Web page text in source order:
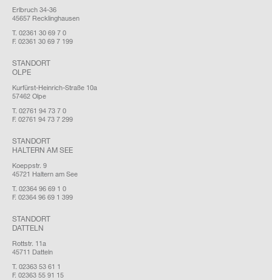
Erlbruch 34-36
45657 Recklinghausen
T. 02361 30 69 7 0
F. 02361 30 69 7 199
STANDORT
OLPE
Kurfürst-Heinrich-Straße 10a
57462 Olpe
T. 02761 94 73 7 0
F. 02761 94 73 7 299
STANDORT
HALTERN AM SEE
Koeppstr. 9
45721 Haltern am See
T. 02364 96 69 1 0
F. 02364 96 69 1 399
STANDORT
DATTELN
Rottstr. 11a
45711 Datteln
T. 02363 53 61 1
F. 02363 55 91 15